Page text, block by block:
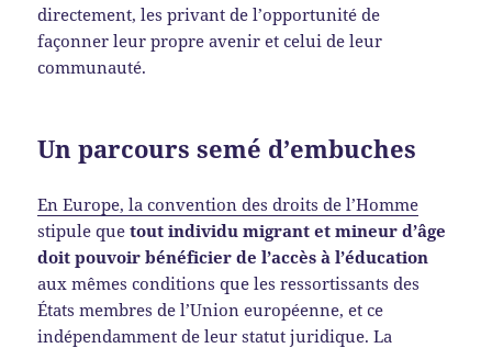
directement, les privant de l’opportunité de
façonner leur propre avenir et celui de leur
communauté.
Un parcours semé d’embuches
En Europe, la convention des droits de l’Homme
stipule quetout individu migrant et mineur d’âge
doit pouvoir bénéficier de l’accès à l’éducation
aux mêmes conditions que les ressortissants des
États membres de l’Union européenne, et ce
indépendamment de leur statut juridique. La